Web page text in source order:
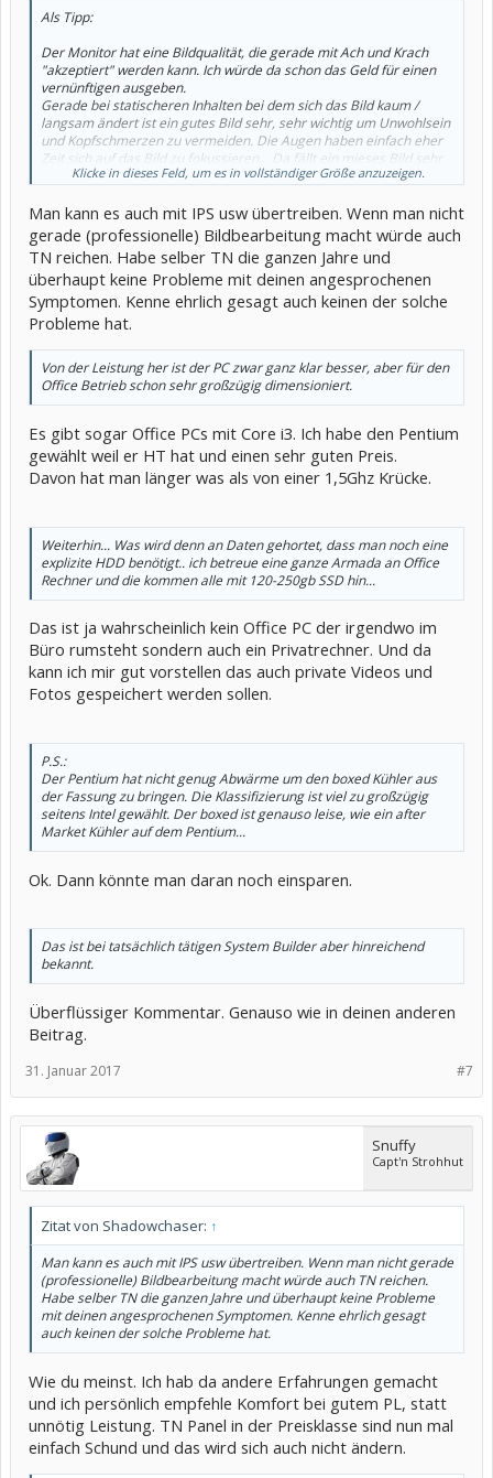
Als Tipp:
Der Monitor hat eine Bildqualität, die gerade mit Ach und Krach
"akzeptiert" werden kann. Ich würde da schon das Geld für einen
vernünftigen ausgeben.
Gerade bei statischeren Inhalten bei dem sich das Bild kaum /
langsam ändert ist ein gutes Bild sehr, sehr wichtig um Unwohlsein
und Kopfschmerzen zu vermeiden. Die Augen haben einfach eher
Zeit sich auf das Bild zu fokussieren... Da fällt ein mieses Bild sehr
schnell ins Gewicht.
Klicke in dieses Feld, um es in vollständiger Größe anzuzeigen.
Man kann es auch mit IPS usw übertreiben. Wenn man nicht
gerade (professionelle) Bildbearbeitung macht würde auch
TN reichen. Habe selber TN die ganzen Jahre und
überhaupt keine Probleme mit deinen angesprochenen
Symptomen. Kenne ehrlich gesagt auch keinen der solche
Probleme hat.
Von der Leistung her ist der PC zwar ganz klar besser, aber für den
Office Betrieb schon sehr großzügig dimensioniert.
Es gibt sogar Office PCs mit Core i3. Ich habe den Pentium
gewählt weil er HT hat und einen sehr guten Preis.
Davon hat man länger was als von einer 1,5Ghz Krücke.
Weiterhin... Was wird denn an Daten gehortet, dass man noch eine
explizite HDD benötigt.. ich betreue eine ganze Armada an Office
Rechner und die kommen alle mit 120-250gb SSD hin...
Das ist ja wahrscheinlich kein Office PC der irgendwo im
Büro rumsteht sondern auch ein Privatrechner. Und da
kann ich mir gut vorstellen das auch private Videos und
Fotos gespeichert werden sollen.
P.S.:
Der Pentium hat nicht genug Abwärme um den boxed Kühler aus
der Fassung zu bringen. Die Klassifizierung ist viel zu großzügig
seitens Intel gewählt. Der boxed ist genauso leise, wie ein after
Market Kühler auf dem Pentium...
Ok. Dann könnte man daran noch einsparen.
Das ist bei tatsächlich tätigen System Builder aber hinreichend
bekannt.
Überflüssiger Kommentar. Genauso wie in deinen anderen
Beitrag.
#7
31. Januar 2017
Snuffy
Capt'n Strohhut
Zitat von Shadowchaser: ↑
Man kann es auch mit IPS usw übertreiben. Wenn man nicht gerade
(professionelle) Bildbearbeitung macht würde auch TN reichen.
Habe selber TN die ganzen Jahre und überhaupt keine Probleme
mit deinen angesprochenen Symptomen. Kenne ehrlich gesagt
auch keinen der solche Probleme hat.
Wie du meinst. Ich hab da andere Erfahrungen gemacht
und ich persönlich empfehle Komfort bei gutem PL, statt
unnötig Leistung. TN Panel in der Preisklasse sind nun mal
einfach Schund und das wird sich auch nicht ändern.